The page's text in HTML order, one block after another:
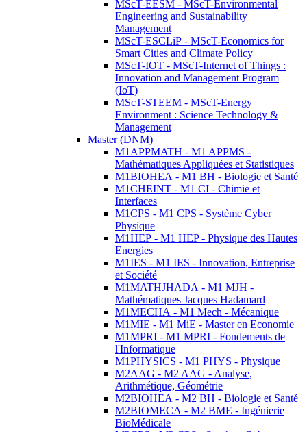
MScT-EESM - MScT-Environmental
Engineering and Sustainability
Management
MScT-ESCLiP - MScT-Economics for
Smart Cities and Climate Policy
MScT-IOT - MScT-Internet of Things :
Innovation and Management Program
(IoT)
MScT-STEEM - MScT-Energy
Environment : Science Technology &
Management
Master (DNM)
M1APPMATH - M1 APPMS -
Mathématiques Appliquées et Statistiques
M1BIOHEA - M1 BH - Biologie et Santé
M1CHEINT - M1 CI - Chimie et
Interfaces
M1CPS - M1 CPS - Système Cyber
Physique
M1HEP - M1 HEP - Physique des Hautes
Energies
M1IES - M1 IES - Innovation, Entreprise
et Société
M1MATHJHADA - M1 MJH -
Mathématiques Jacques Hadamard
M1MECHA - M1 Mech - Mécanique
M1MIE - M1 MiE - Master en Economie
M1MPRI - M1 MPRI - Fondements de
l'Informatique
M1PHYSICS - M1 PHYS - Physique
M2AAG - M2 AAG - Analyse,
Arithmétique, Géométrie
M2BIOHEA - M2 BH - Biologie et Santé
M2BIOMECA - M2 BME - Ingénierie
BioMédicale